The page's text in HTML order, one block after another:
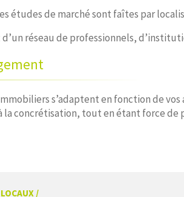
études de marché sont faîtes par
d’un réseau de professionnels,
s’adaptent en fonction de
la concrétisation, tout en étant force
/